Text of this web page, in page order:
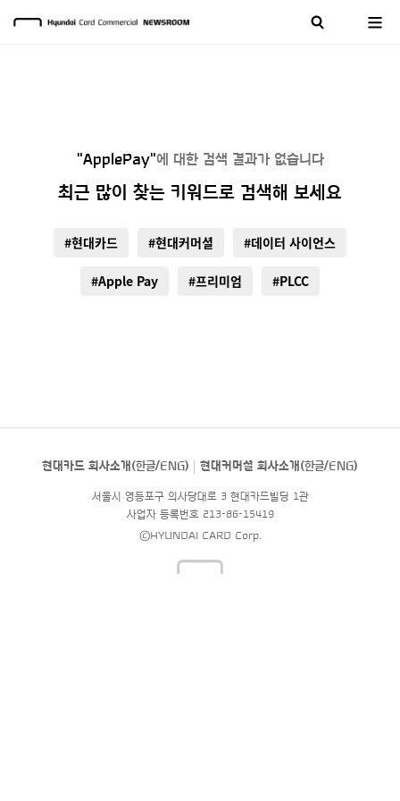
"ApplePay"에 대한 검색 결과가 없습니다
최근 많이 찾는 키워드로 검색해 보세요
#현대카드 #현대커머셜 #데이터 사이언스
#Apple Pay #프리미엄 #PLCC
현대카드 회사소개(한글/ENG) 현대커머셜 회사소개(한글/ENG)
서울시 영등포구 의사당대로 3 현대카드빌딩 1관
사업자 등록번호 213-86-15419
©HYUNDAI CARD Corp.